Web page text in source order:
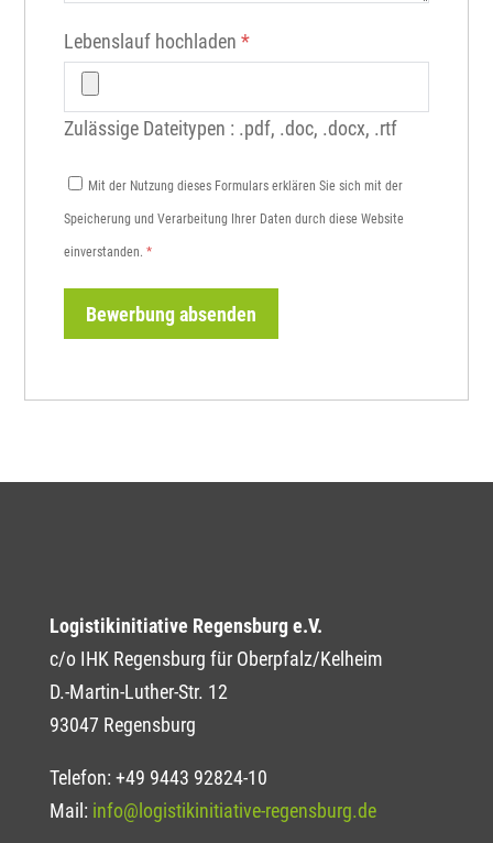
Lebenslauf hochladen*
Zulässige Dateitypen : .pdf, .doc, .docx, .rtf
Mit der Nutzung dieses Formulars erklären Sie sich mit der
Speicherung und Verarbeitung Ihrer Daten durch diese Website
einverstanden.*
Logistikinitiative Regensburg e.V.
c/o IHK Regensburg für Oberpfalz/Kelheim
D.-Martin-Luther-Str. 12
93047 Regensburg
Telefon: +49 9443 92824-10
Mail: info@logistikinitiative-regensburg.de